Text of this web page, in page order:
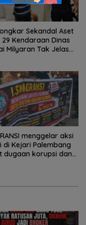
Sekandal Aset
29 Kendaraan Dinas
Milyaran Tak Jelas
menggelar aksi
di Kejari Palembang
dugaan korupsi dana